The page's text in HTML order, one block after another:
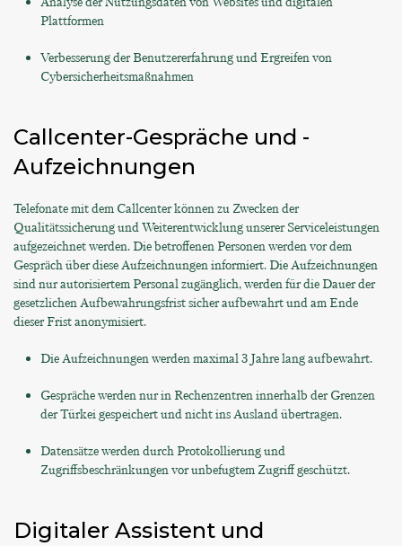
Plattformen
Verbesserung der Benutzererfahrung und Ergreifen von
Cybersicherheitsmaßnahmen
Callcenter-Gespräche und -
Aufzeichnungen
Telefonate mit dem Callcenter können zu Zwecken der
Qualitätssicherung und Weiterentwicklung unserer Serviceleistungen
aufgezeichnet werden. Die betroffenen Personen werden vor dem
Gespräch über diese Aufzeichnungen informiert. Die Aufzeichnungen
sind nur autorisiertem Personal zugänglich, werden für die Dauer der
gesetzlichen Aufbewahrungsfrist sicher aufbewahrt und am Ende
dieser Frist anonymisiert.
Die Aufzeichnungen werden maximal 3 Jahre lang aufbewahrt.
Gespräche werden nur in Rechenzentren innerhalb der Grenzen
der Türkei gespeichert und nicht ins Ausland übertragen.
Datensätze werden durch Protokollierung und
Zugriffsbeschränkungen vor unbefugtem Zugriff geschützt.
Digitaler Assistent und